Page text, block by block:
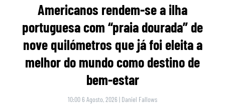
Americanos rendem-se a ilha
portuguesa com “praia dourada” de
nove quilómetros que já foi eleita a
melhor do mundo como destino de
bem-estar
10:00 6 Agosto, 2026 | Daniel Fallows